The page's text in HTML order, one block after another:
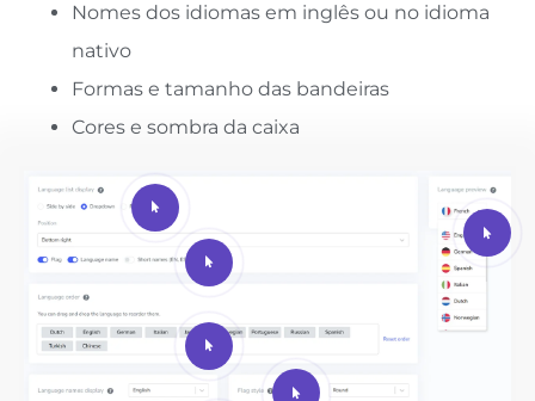
Nomes dos idiomas em inglês ou no idioma
nativo
Formas e tamanho das bandeiras
Cores e sombra da caixa